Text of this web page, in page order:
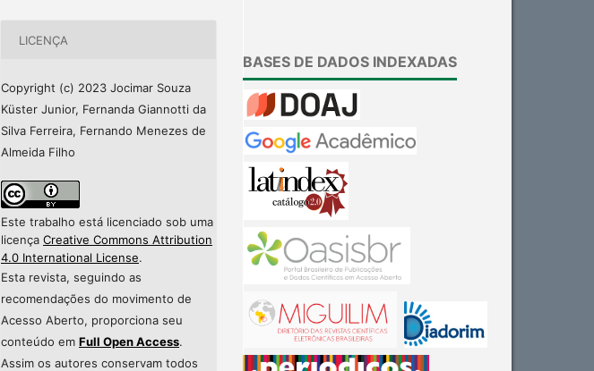
LICENÇA
Copyright (c) 2023 Jocimar Souza
Küster Junior, Fernanda Giannotti da
Silva Ferreira, Fernando Menezes de
Almeida Filho
Este trabalho está licenciado sob uma
licença Creative Commons Attribution
4.0 International License.
Esta revista, seguindo as
recomendações do movimento de
Acesso Aberto, proporciona seu
conteúdo em Full Open Access.
Assim os autores conservam todos
BASES DE DADOS INDEXADAS